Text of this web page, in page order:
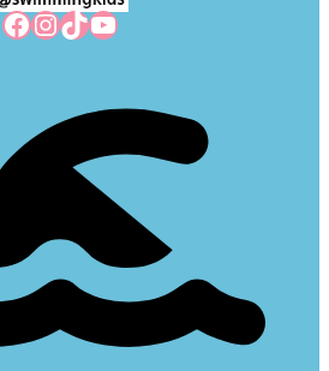
Facebook
Instagram
TikTok
YouTube